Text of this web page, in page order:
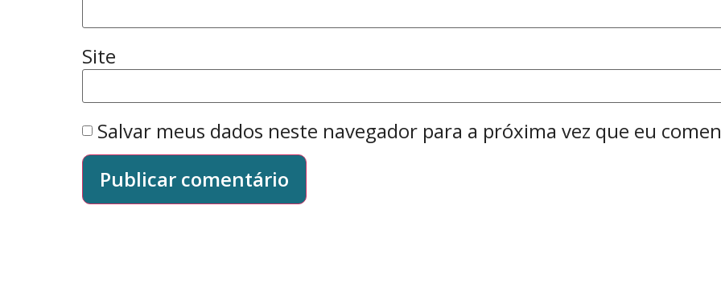
Site
Salvar meus dados neste navegador para a próxima vez que eu